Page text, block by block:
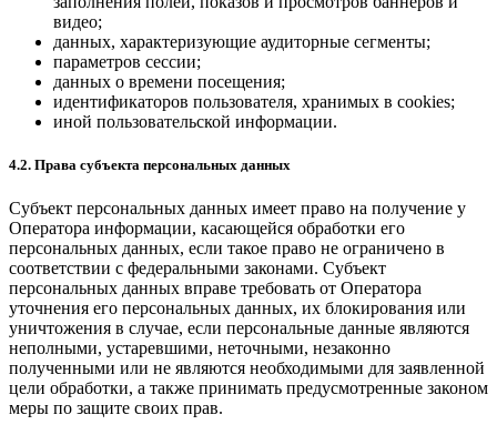
видео;
данных, характеризующие аудиторные сегменты;
параметров сессии;
данных о времени посещения;
идентификаторов пользователя, хранимых в cookies;
иной пользовательской информации.
4.2. Права субъекта персональных данных
Субъект персональных данных имеет право на получение у
Оператора информации, касающейся обработки его
персональных данных, если такое право не ограничено в
соответствии с федеральными законами. Субъект
персональных данных вправе требовать от Оператора
уточнения его персональных данных, их блокирования или
уничтожения в случае, если персональные данные являются
неполными, устаревшими, неточными, незаконно
полученными или не являются необходимыми для заявленной
цели обработки, а также принимать предусмотренные законом
меры по защите своих прав.